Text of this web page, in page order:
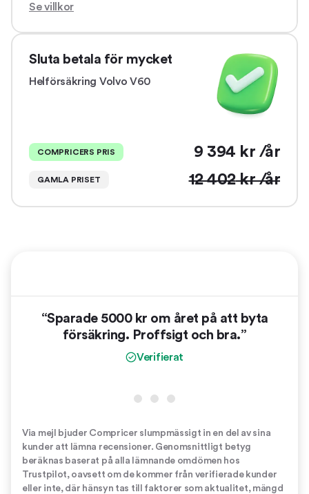
Se villkor
Sluta betala för mycket
Helförsäkring Volvo V60
COMPRICERS PRIS 9 394 kr /år
GAMLA PRISET 12 402kr /år
“Sparade 5000 kr om året på att byta
försäkring. Proffsigt och bra.”
Verifierat
Via mejl bjuder Compricer slumpmässigt in en del av sina
kunder att lämna recensioner. Genomsnittligt betyg
beräknas baserat på alla lämnande omdömen hos
Trustpilot, oavsett om de kommer från verifierade kunder
eller inte, där hänsyn tas till faktorer som aktualitet, mängd